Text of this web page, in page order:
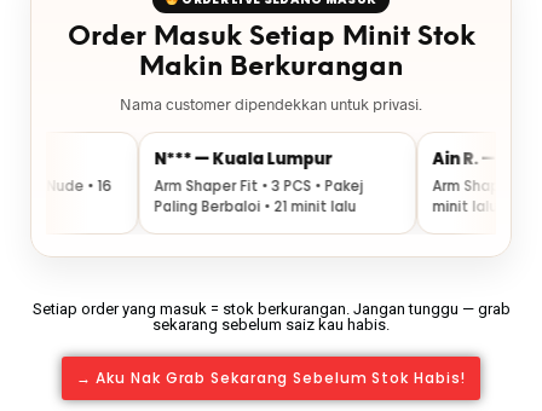
Order Masuk Setiap Minit Stok
Makin Berkurangan
Nama customer dipendekkan untuk privasi.
N*** — Kuala Lumpur
Arm Shaper Fit • 3 PCS • Pakej
Paling Berbaloi • 21 minit lalu
Ain R. — Perak
Arm Shaper Fit • 1 PCS • Hitam
minit lalu
Setiap order yang masuk = stok berkurangan. Jangan tunggu — grab
sekarang sebelum saiz kau habis.
→ Aku Nak Grab Sekarang Sebelum Stok Habis!